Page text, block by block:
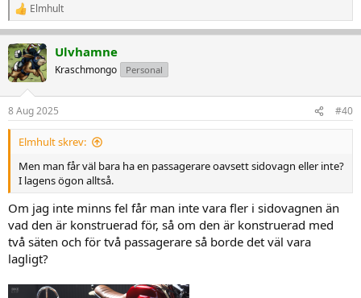
R
e
a
k
t
i
e
r
Elmhult
Ulvhamne
Kraschmongo Personal
8 Aug 2025 #40
Elmhult skrev:
Men man får väl bara ha en passagerare oavsett sidovagn eller inte?
I lagens ögon alltså.
Om jag inte minns fel får man inte vara fler i sidovagnen än
vad den är konstruerad för, så om den är konstruerad med
två säten och för två passagerare så borde det väl vara
lagligt?